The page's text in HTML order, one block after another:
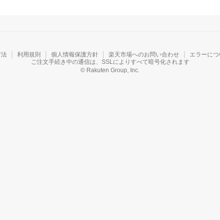
利用規則 個人情報保護方針 楽天市場へのお問い合わせ
エラーに
ご注文手続き中の通信は、SSLによりすべて暗号化されます
© Rakuten Group, Inc.